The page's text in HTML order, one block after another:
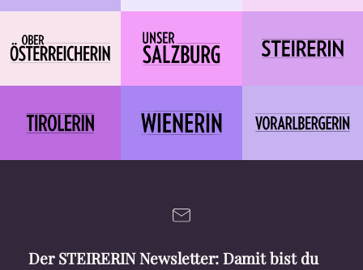
Der STEIRERIN Newsletter: Damit bist du